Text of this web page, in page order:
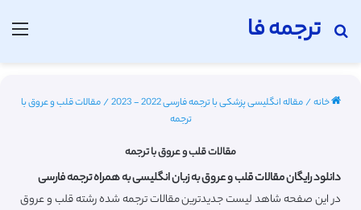
ترجمه فا
جستجو برای
خانه/مقاله انگلیسی پزشکی با ترجمه فارسی 2022 - 2023 /مقالات قلب و عروق با
ترجمه
مقالات قلب و عروق با ترجمه
دانلود رایگان مقالات قلب و عروق به زبان انگلیسی به همراه ترجمه فارسی
در این صفحه شاهد لیست جدیدترین مقالات ترجمه شده رشته قلب و عروق